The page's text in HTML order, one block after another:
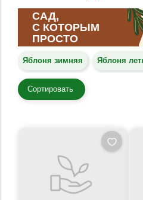
САД,
С КОТОРЫМ
ПРОСТО
Яблоня зимняя Яблоня
Сортировать